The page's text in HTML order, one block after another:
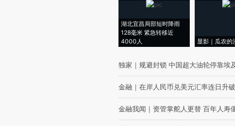
湖北宜昌局部短时降雨
128毫米 紧急转移近
4000人
显影｜瓜农的
独家 ｜ 规避封锁 中国超大油轮停靠埃
金融 ｜ 在岸人民币兑美元汇率连日升
金融我闻 ｜ 资管掌舵人更替 百年人寿